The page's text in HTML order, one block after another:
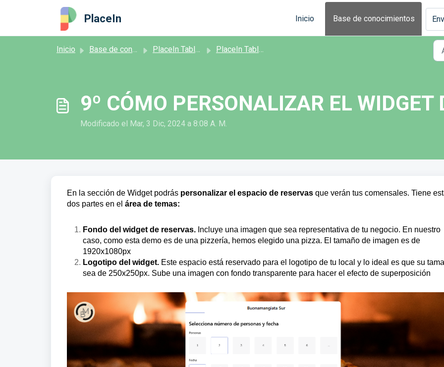
PlaceIn Inicio Base de conocimientos
Inicio Base de conocimientos PlaceIn Tables PlaceIn Tables - Funcionalidades principales
9º CÓMO PERSONALIZAR EL WIDGET
Modificado el Mar, 3 Dic, 2024 a 8:08 A. M.
En la sección de Widget podrás personalizar el espacio de reservas que verán tus comensales. Tiene
dos partes en el área de temas:
Fondo del widget de reservas. Incluye una imagen que sea representativa de tu negocio. En nuestro
caso, como esta demo es de una pizzería, hemos elegido una pizza. El tamaño de imagen es de
1920x1080px
Logotipo del widget. Este espacio está reservado para el logotipo de tu local y lo ideal es que su
sea de 250x250px. Sube una imagen con fondo transparente para hacer el efecto de superposición